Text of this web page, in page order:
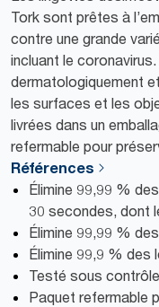
Tork sont prêtes à
contre une grande
incluant le
dermatologiquement
les surfaces et les
livrées dans un
refermable pour
Références
Élimine 99,99 %
30 secondes, dont
Élimine 99,99 %
Élimine 99,9 % des
Testé sous
Paquet refermable